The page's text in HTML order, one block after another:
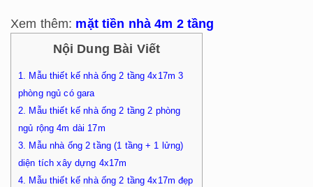
Xem thêm: mặt tiền nhà 4m 2 tầng
Nội Dung Bài Viết
1. Mẫu thiết kế nhà ống 2 tầng 4x17m 3
phòng ngủ có gara
2. Mẫu thiết kế nhà ống 2 tầng 2 phòng
ngủ rộng 4m dài 17m
3. Mẫu nhà ống 2 tầng (1 tầng + 1 lửng)
diện tích xây dựng 4x17m
4. Mẫu thiết kế nhà ống 2 tầng 4x17m đẹp